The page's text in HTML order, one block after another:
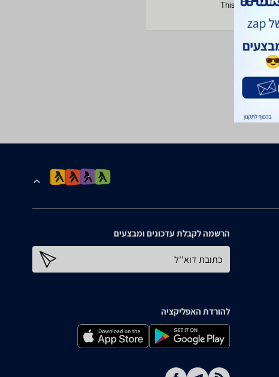
This site is
הרשמה לקבלת עדכונים ומבצעים
כתובת דוא''ל
להורדת האפליקציה